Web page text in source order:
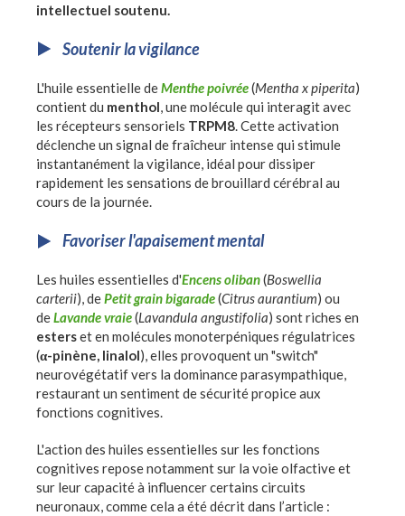
intellectuel soutenu.
Soutenir la vigilance
L'huile essentielle deMenthe poivrée(Mentha x piperita)
contient du menthol, une molécule qui interagit avec
les récepteurs sensoriels TRPM8. Cette activation
déclenche un signal de fraîcheur intense qui stimule
instantanément la vigilance, idéal pour dissiper
rapidement les sensations de brouillard cérébral au
cours de la journée.
Favoriser l'apaisement mental
Les huiles essentielles d'Encens oliban(Boswellia
carterii), dePetit grain bigarade(Citrus aurantium) ou
deLavande vraie(Lavandula angustifolia) sont riches en
esterset en molécules monoterpéniques régulatrices
(α-pinène, linalol), elles provoquent un "switch"
neurovégétatif vers la dominance parasympathique,
restaurant un sentiment de sécurité propice aux
fonctions cognitives.
L'action des huiles essentielles sur les fonctions
cognitives repose notamment sur la voie olfactive et
sur leur capacité à influencer certains circuits
neuronaux, comme cela a été décrit dans l’article :